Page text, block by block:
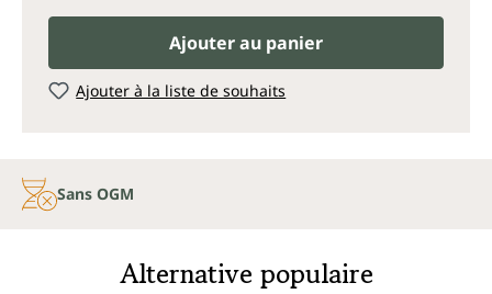
Ajouter au panier
Ajouter à la liste de souhaits
Sans OGM
Alternative populaire